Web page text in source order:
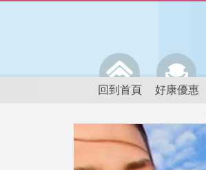
回到首頁 好康優惠